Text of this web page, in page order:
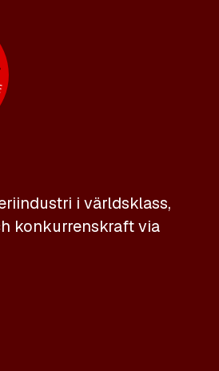
i världsklass,
konkurrenskraft via